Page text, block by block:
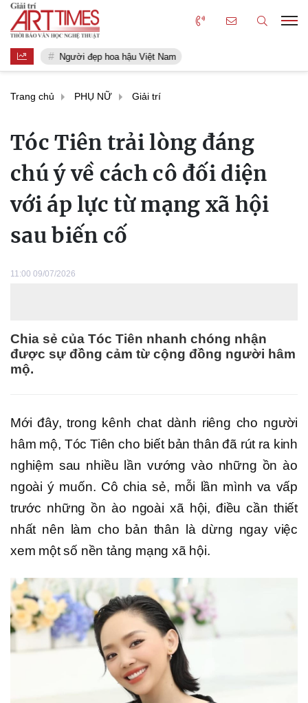
Người đẹp hoa hậu Việt Nam
Trang chủ PHỤ NỮ Giải trí
Tóc Tiên trải lòng đáng
chú ý về cách cô đối diện
với áp lực từ mạng xã hội
sau biến cố
11:00 09/07/2026
Chia sẻ của Tóc Tiên nhanh chóng nhận
được sự đồng cảm từ cộng đồng người hâm
mộ.
Mới đây, trong kênh chat dành riêng cho người
hâm mộ, Tóc Tiên cho biết bản thân đã rút ra kinh
nghiệm sau nhiều lần vướng vào những ồn ào
ngoài ý muốn. Cô chia sẻ, mỗi lần mình va vấp
trước những ồn ào ngoài xã hội, điều cần thiết
nhất nên làm cho bản thân là dừng ngay việc
xem một số nền tảng mạng xã hội.